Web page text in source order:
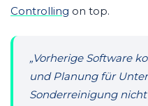
Controlling on top.
„Vorherige Software
und Planung für
Sonderreinigung